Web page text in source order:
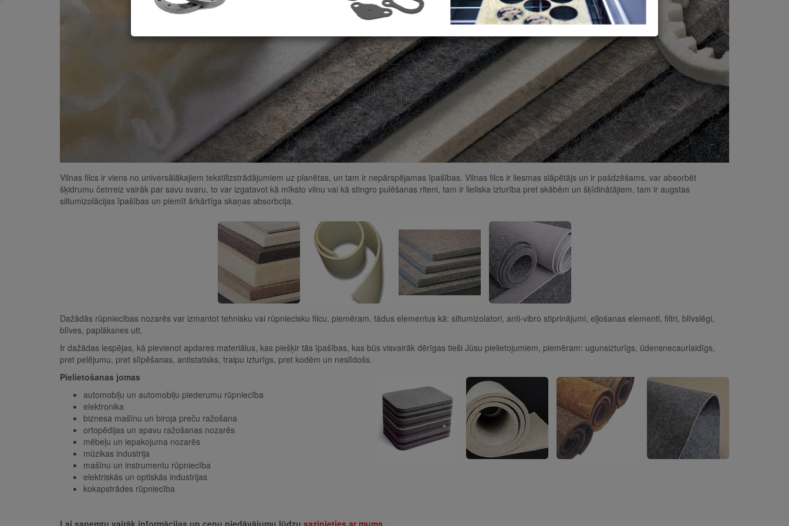
Vilnas filcs ir viens no universālākajiem tekstilizstrādājumiem uz planētas, un tam ir nepārspējamas īpašības. Vilnas filcs ir liesmas slāpētājs un ir pašdzēšams, var absorbēt
šķidrumu četrreiz vairāk par savu svaru, to var izgatavot kā mīksto vilnu vai kā stingro pulēšanas riteni, tam ir lieliska izturība pret skābēm un šķīdinātājiem, tam ir augstas
siltumizolācijas īpašības un piemīt ārkārtīga skaņas absorbcija.
Dažādās rūpniecības nozarēs var izmantot tehnisku vai rūpniecisku filcu, piemēram, tādus elementus kā: siltumizolatori, anti-vibro stiprinājumi, eļļošanas elementi, filtri, blīvslēgi,
blīves, paplāksnes utt.
Ir dažādas iespējas, kā pievienot apdares materiālus, kas piešķir tās īpašības, kas būs visvairāk dērīgas tieši Jūsu pielietojumiem, piemēram: ugunsizturīgs, ūdensnecaurlaidīgs,
pret pelējumu, pret slīpēšanas, antistatisks, traipu izturīgs, pret kodēm un neslīdošs.
Pielietošanas jomas
automobiļu un automobiļu piederumu rūpniecība
elektronika
biznesa mašīnu un biroja preču ražošana
ortopēdijas un apavu ražošanas nozarēs
mēbeļu un iepakojuma nozarēs
mūzikas industrija
mašīnu un instrumentu rūpniecība
elektriskās un optiskās industrijas
kokapstrādes rūpniecība
Lai saņemtu vairāk informācijas un cenu piedāvājumu lūdzu sazinieties ar mums.